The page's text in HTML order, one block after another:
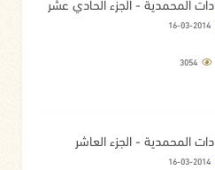
16-03-2014
3054
المحمدية - الجزء العاشر
16-03-2014